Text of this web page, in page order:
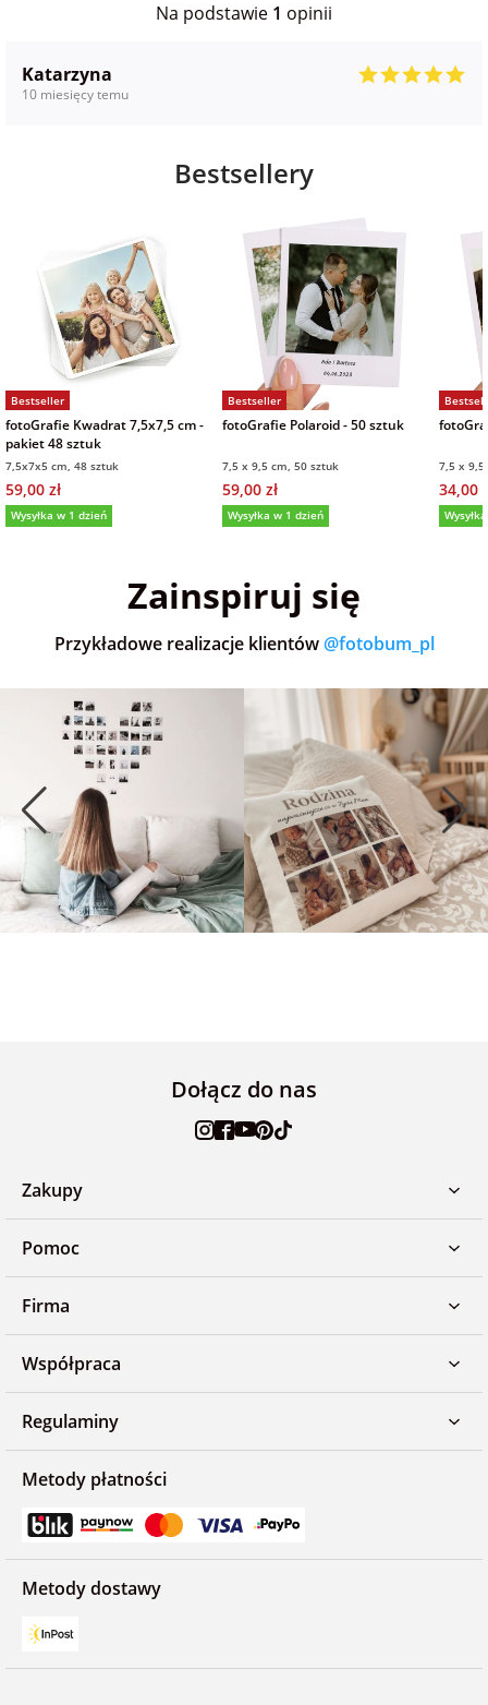
Na podstawie 1 opinii
Katarzyna
10 miesięcy temu
Bestsellery
Bestseller
fotoGrafie Kwadrat 7,5x7,5 cm -
pakiet 48 sztuk
7,5x7x5 cm, 48 sztuk
59,00 zł
Wysyłka w 1 dzień
Bestseller
fotoGrafie Polaroid - 50 sztuk
7,5 x 9,5 cm, 50 sztuk
59,00 zł
Wysyłka w 1 dzień
7,5 x
34,00
Zainspiruj się
Przykładowe realizacje klientów @fotobum_pl
Dołącz do nas
Zakupy
Pomoc
Firma
Współpraca
Regulaminy
Metody płatności
Metody dostawy